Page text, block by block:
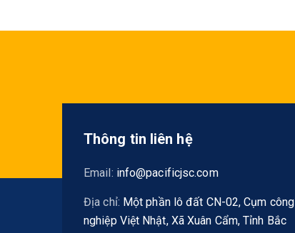
Thông tin liên hệ
Email: info@pacificjsc.com
Địa chỉ: Một phần lô đất CN-02, Cụm công
nghiệp Việt Nhật, Xã Xuân Cẩm, Tỉnh Bắc